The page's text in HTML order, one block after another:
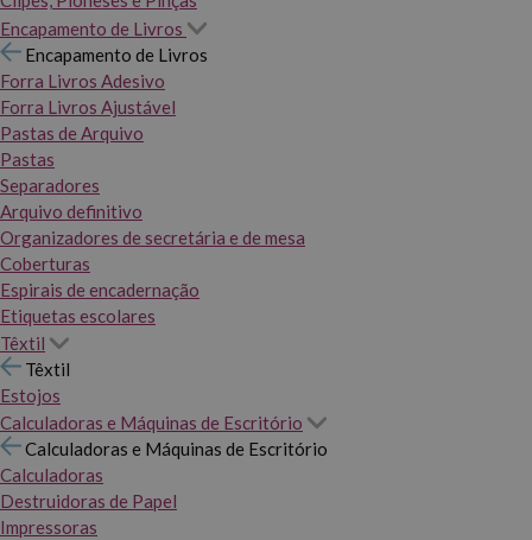
Encapamento de Livros
Encapamento de Livros
Forra Livros Adesivo
Forra Livros Ajustável
Pastas de Arquivo
Pastas
Separadores
Arquivo definitivo
Organizadores de secretária e de mesa
Coberturas
Espirais de encadernação
Etiquetas escolares
Têxtil
Têxtil
Estojos
Calculadoras e Máquinas de Escritório
Calculadoras e Máquinas de Escritório
Calculadoras
Destruidoras de Papel
Impressoras